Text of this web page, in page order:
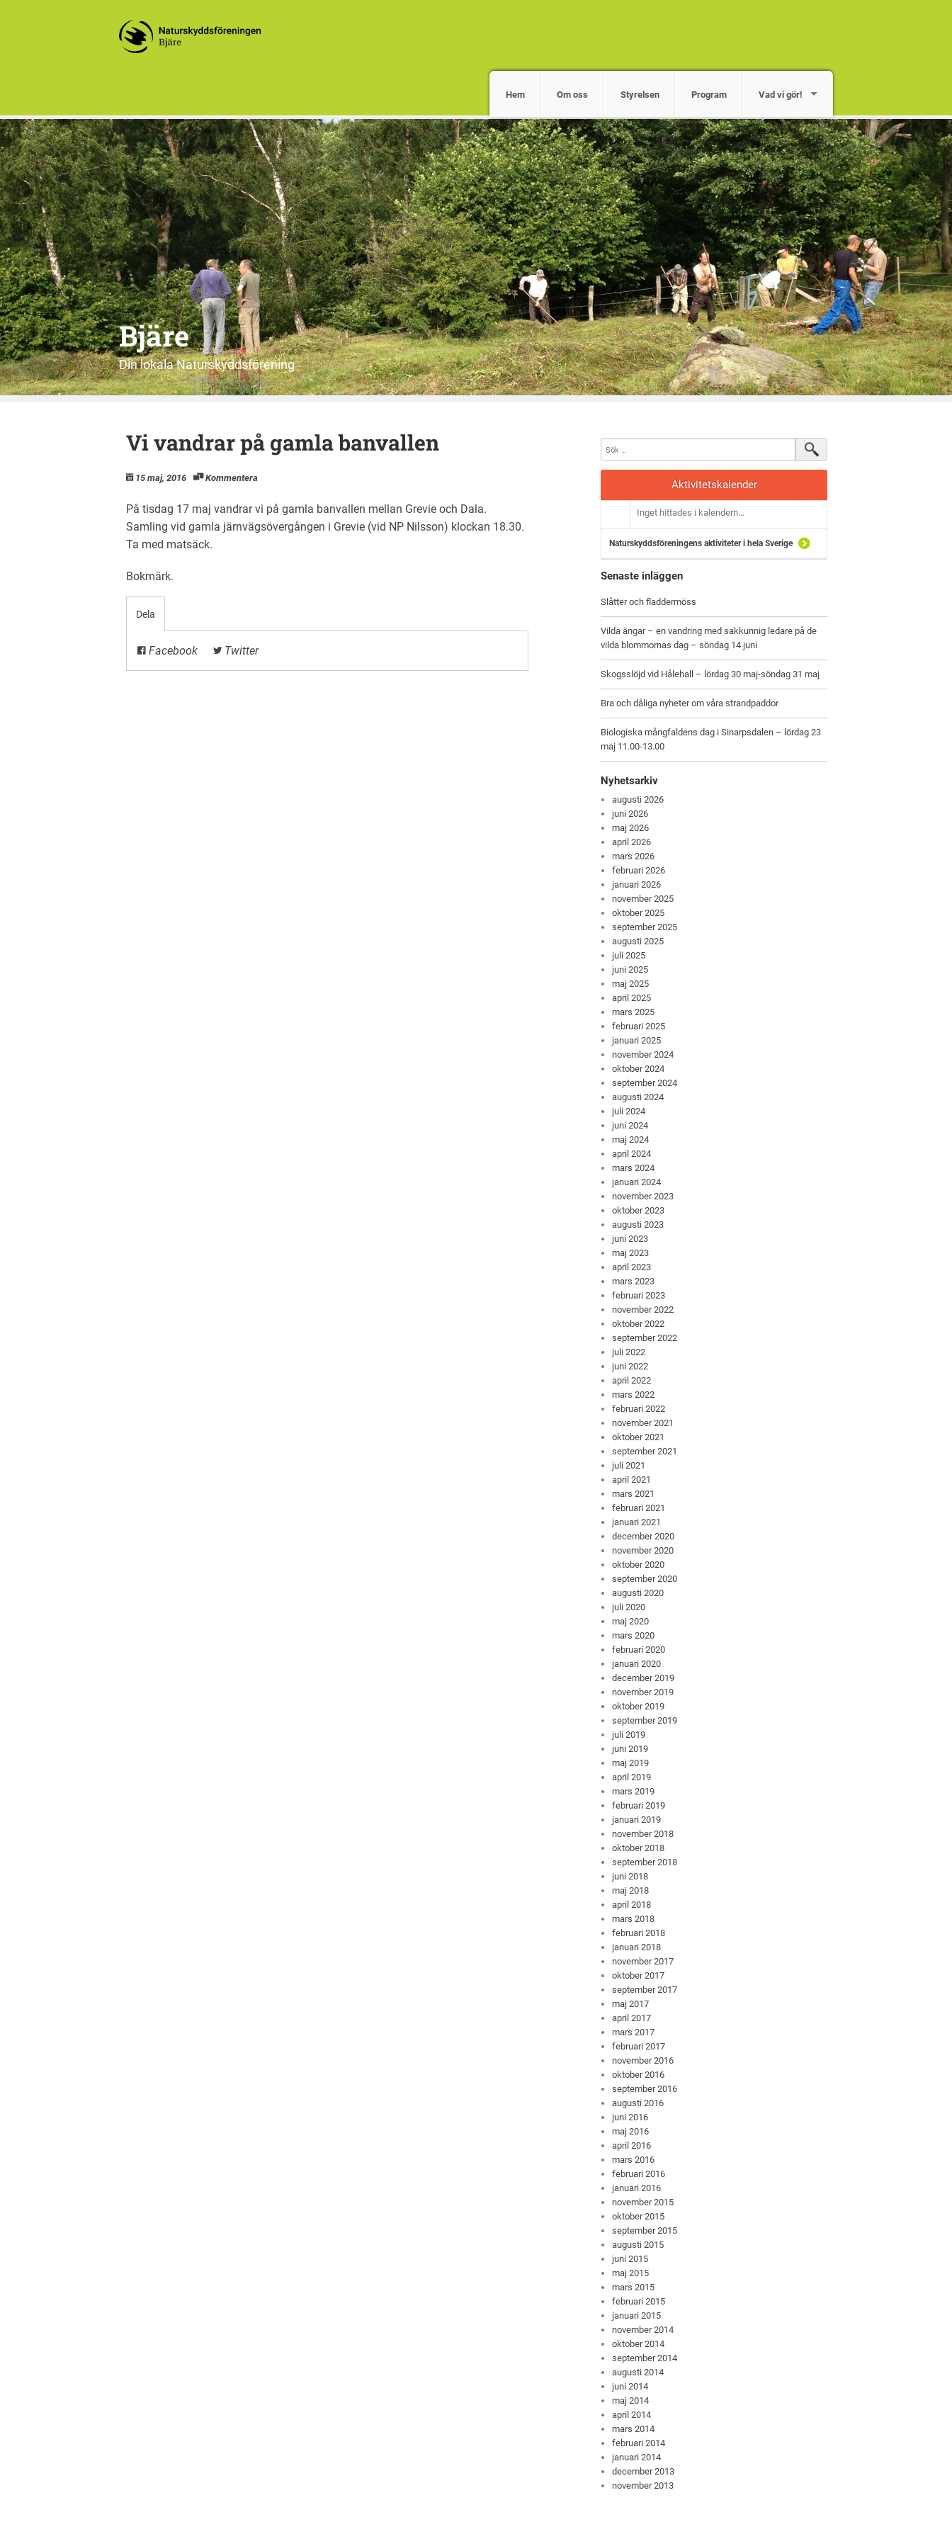
Hem Om oss Styrelsen Program Vad vi gör!
Bjäre
Din lokala Naturskyddsförening
Vi vandrar på gamla banvallen
15 maj, 2016 Kommentera
På tisdag 17 maj vandrar vi på gamla banvallen mellan Grevie och Dala.
Samling vid gamla järnvägsövergången i Grevie (vid NP Nilsson) klockan 18.30.
Ta med matsäck.
Bokmärk.
Dela
Facebook Twitter
Aktivitetskalender
Inget hittades i kalendern...
Naturskyddsföreningens aktiviteter i hela Sverige
Senaste inläggen
Slåtter och fladdermöss
Vilda ängar – en vandring med sakkunnig ledare på de
vilda blommornas dag – söndag 14 juni
Skogsslöjd vid Hålehall – lördag 30 maj-söndag 31 maj
Bra och dåliga nyheter om våra strandpaddor
Biologiska mångfaldens dag i Sinarpsdalen – lördag 23
maj 11.00-13.00
Nyhetsarkiv
augusti 2026
juni 2026
maj 2026
april 2026
mars 2026
februari 2026
januari 2026
november 2025
oktober 2025
september 2025
augusti 2025
juli 2025
juni 2025
maj 2025
april 2025
mars 2025
februari 2025
januari 2025
november 2024
oktober 2024
september 2024
augusti 2024
juli 2024
juni 2024
maj 2024
april 2024
mars 2024
januari 2024
november 2023
oktober 2023
augusti 2023
juni 2023
maj 2023
april 2023
mars 2023
februari 2023
november 2022
oktober 2022
september 2022
juli 2022
juni 2022
april 2022
mars 2022
februari 2022
november 2021
oktober 2021
september 2021
juli 2021
april 2021
mars 2021
februari 2021
januari 2021
december 2020
november 2020
oktober 2020
september 2020
augusti 2020
juli 2020
maj 2020
mars 2020
februari 2020
januari 2020
december 2019
november 2019
oktober 2019
september 2019
juli 2019
juni 2019
maj 2019
april 2019
mars 2019
februari 2019
januari 2019
november 2018
oktober 2018
september 2018
juni 2018
maj 2018
april 2018
mars 2018
februari 2018
januari 2018
november 2017
oktober 2017
september 2017
maj 2017
april 2017
mars 2017
februari 2017
november 2016
oktober 2016
september 2016
augusti 2016
juni 2016
maj 2016
april 2016
mars 2016
februari 2016
januari 2016
november 2015
oktober 2015
september 2015
augusti 2015
juni 2015
maj 2015
mars 2015
februari 2015
januari 2015
november 2014
oktober 2014
september 2014
augusti 2014
juni 2014
maj 2014
april 2014
mars 2014
februari 2014
januari 2014
december 2013
november 2013